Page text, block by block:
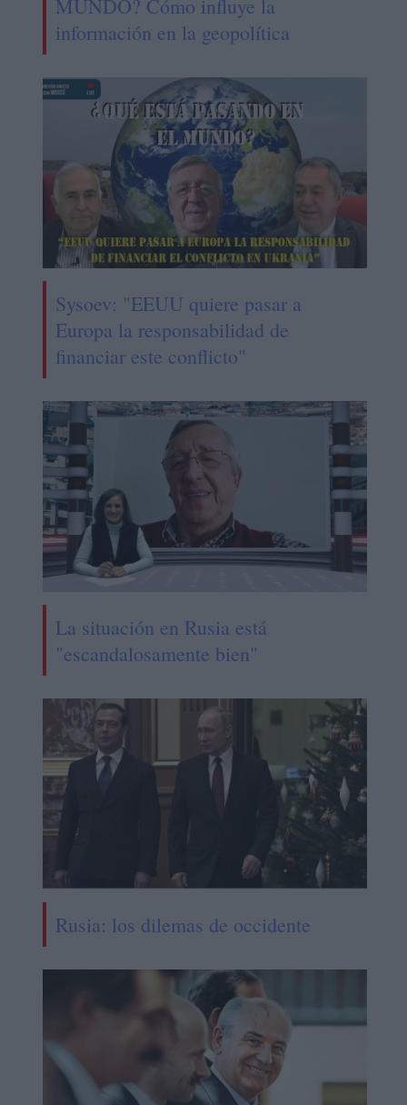
MUNDO? Cómo influye la
información en la geopolítica
Sysoev: "EEUU quiere pasar a
Europa la responsabilidad de
financiar este conflicto"
La situación en Rusia está
"escandalosamente bien"
Rusia: los dilemas de occidente